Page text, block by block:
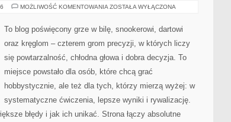
MOŻLIWOŚĆ KOMENTOWANIA BILARD
ZOSTAŁA WYŁĄCZONA
To blog poświęcony grze w bilę, snookerowi, dartowi
oraz kręglom – czterem grom precyzji, w których liczy
się powtarzalność, chłodna głowa i dobra decyzja. To
miejsce powstało dla osób, które chcą grać
hobbystycznie, ale też dla tych, którzy mierzą wyżej: w
systematyczne ćwiczenia, lepsze wyniki i rywalizację.
błędy i jak ich unikać. Strona łączy absolutne